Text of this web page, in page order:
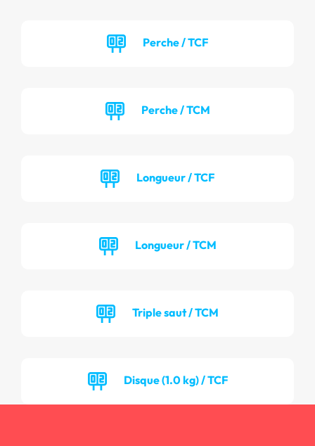
Perche / TCF
Perche / TCM
Longueur / TCF
Longueur / TCM
Triple saut / TCM
Disque (1.0 kg) / TCF